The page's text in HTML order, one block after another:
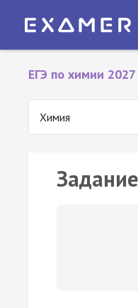
ЕГЭ по химии 2027
Химия